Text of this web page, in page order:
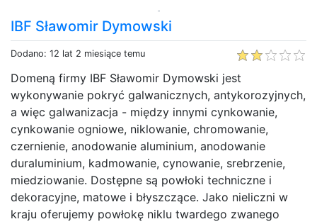
IBF Sławomir Dymowski
Dodano: 12 lat 2 miesiące temu
Domeną firmy IBF Sławomir Dymowski jest
wykonywanie pokryć galwanicznych, antykorozyjnych,
a więc galwanizacja - między innymi cynkowanie,
cynkowanie ogniowe, niklowanie, chromowanie,
czernienie, anodowanie aluminium, anodowanie
duraluminium, kadmowanie, cynowanie, srebrzenie,
miedziowanie. Dostępne są powłoki techniczne i
dekoracyjne, matowe i błyszczące. Jako nieliczni w
kraju oferujemy powłokę niklu twardego zwanego